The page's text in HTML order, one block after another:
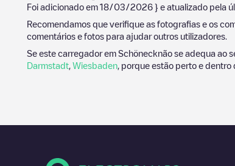
Foi adicionado em 18/03/2026 } e atualizado pela
Recomendamos que verifique as fotografias e os
comentários e fotos para ajudar outros utilizadores.
Se este carregador em Schönecknão se adequa ao
Darmstadt Wiesbaden , porque estão perto e dentro